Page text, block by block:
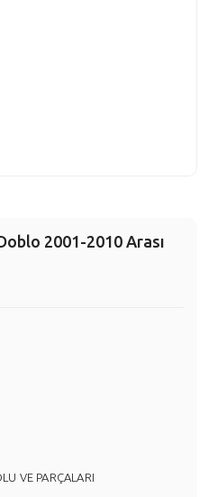
2001-2010 Arası
VE PARÇALARI